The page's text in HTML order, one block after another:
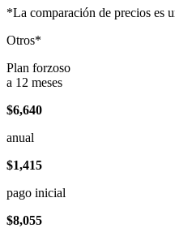
*La comparación de precios es
Otros*
Plan forzoso
a 12 meses
$6,640
anual
$1,415
pago inicial
$8,055